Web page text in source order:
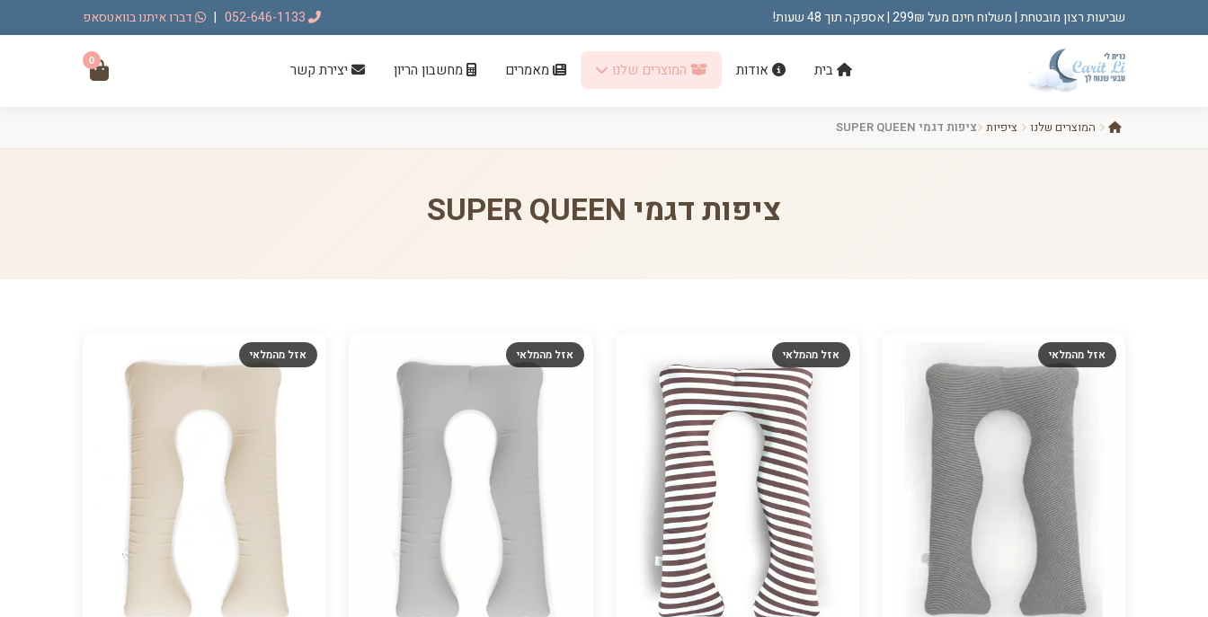
שביעות רצון מובטחת | משלוח חינם מעל 299₪ | אספקה תוך 48 שעות! | דברו איתנו בוואטסאפ
בית אודות המוצרים שלנו מאמרים מחשבון הריון יצירת קשר
0
המוצרים שלנו ציפיות ציפות דגמי SUPER QUEEN
ציפות דגמי SUPER QUEEN
אזל מהמלאי אזל מהמלאי אזל מהמלאי אזל מהמלאי